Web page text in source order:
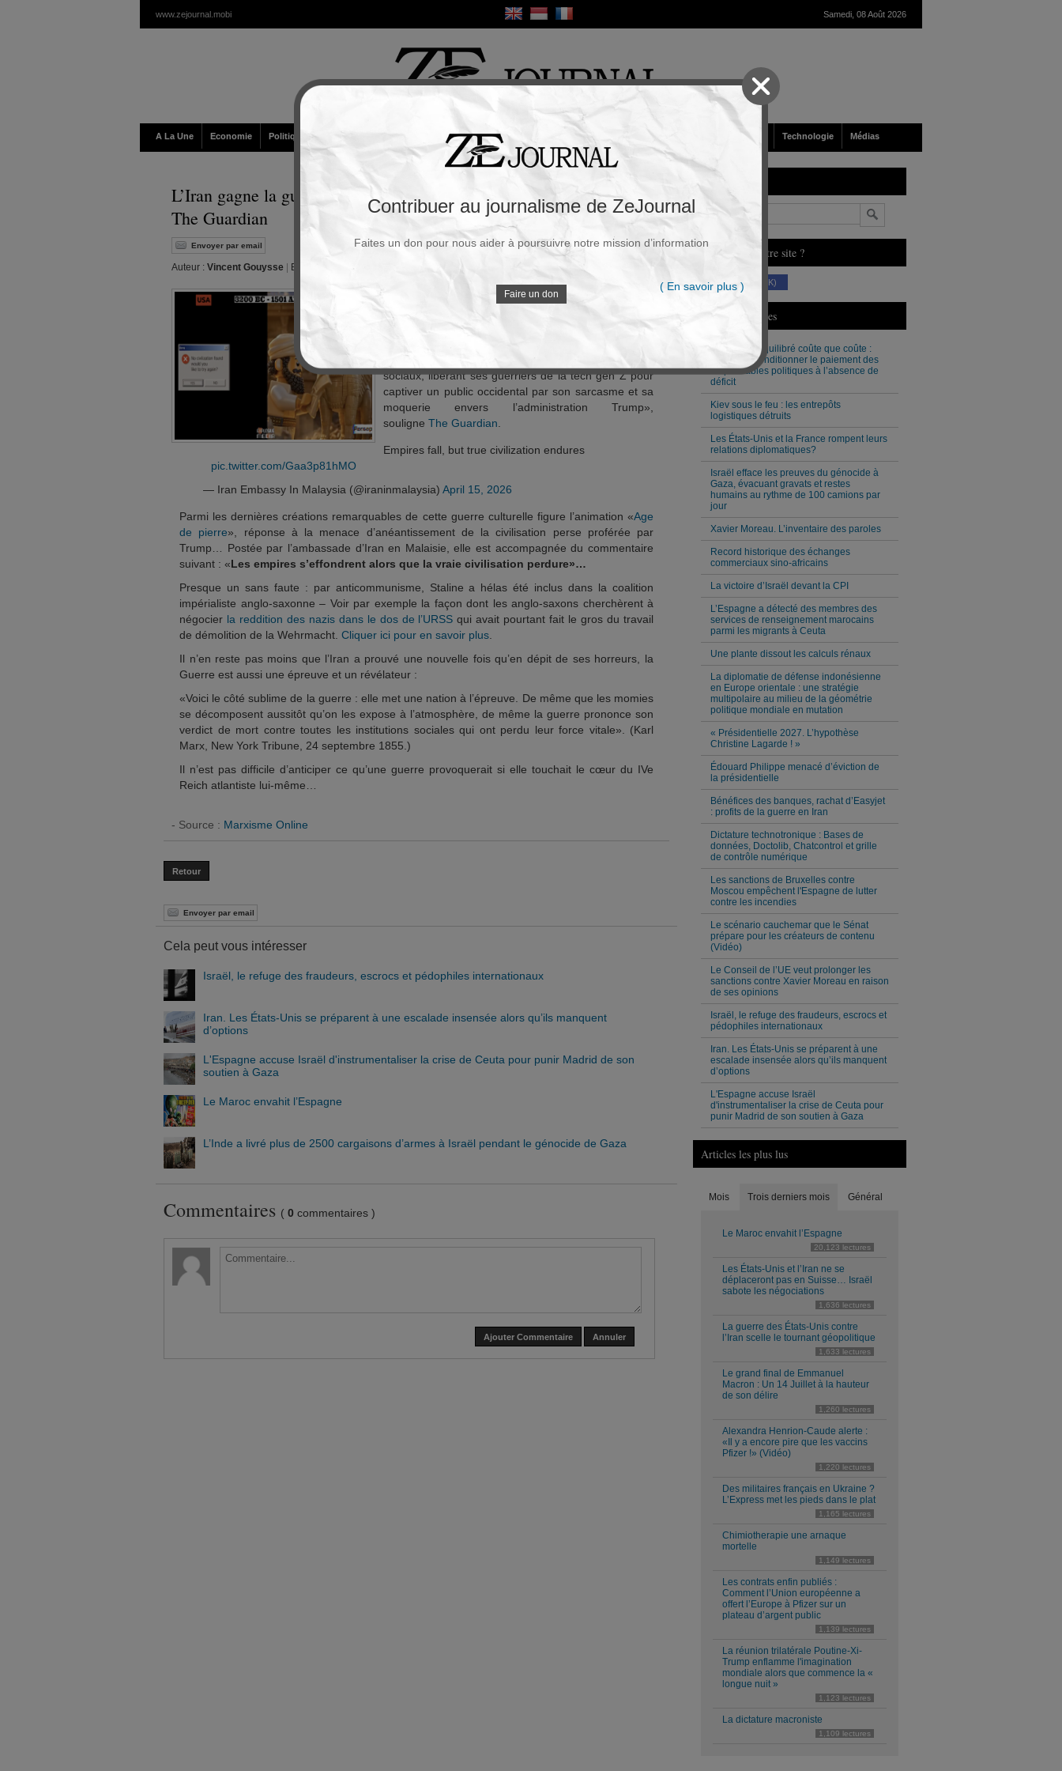
www.zejournal.mobi Samedi, 08 Août 2026
A La Une Economie Politique / Géopolitique Religion Sport France / Europe Société Technologie Médias
L’Iran gagne la guerre des réseaux sociaux contre les États-Unis –
The Guardian
Envoyer par email Souscrire à la newsletter
Auteur : Vincent Gouysse Editeur :
«L’un des aspects les plus bizarres et inattendus de la
guerre américano-iranienne est que l’Iran, un pays
dont la réputation est dominée par des religieux
occidentaux, domine la guerre sur les réseaux
sociaux, libérant ses guerriers de la tech gen Z pour
captiver un public occidental par son sarcasme et sa
moquerie envers l’administration Trump»,
souligne The Guardian
Empires fall, but true civilization endures
pic.twitter.com/Gaa3p81hMO
— Iran Embassy In Malaysia (@iraninmalaysia) April 15, 2026
Parmi les dernières créations remarquables de cette guerre culturelle figure l’animation «Age
de pierre», réponse à la menace d’anéantissement de la civilisation perse proférée par
Trump… Postée par l’ambassade d’Iran en Malaisie, elle est accompagnée du commentaire
suivant : «Les empires s’effondrent alors que la vraie civilisation perdure»…
Presque un sans faute : par anticommunisme, Staline a hélas été inclus dans la coalition
impérialiste anglo-saxonne – Voir par exemple la façon dont les anglo-saxons cherchèrent à
négocier la reddition des nazis dans le dos de l’URSS qui avait pourtant fait le gros du travail
de démolition de la Wehrmacht. Cliquer ici pour en savoir plus
Il n’en reste pas moins que l’Iran a prouvé une nouvelle fois qu’en dépit de ses horreurs, la
Guerre est aussi une épreuve et un révélateur :
«Voici le côté sublime de la guerre : elle met une nation à l’épreuve. De même que les momies
se décomposent aussitôt qu’on les expose à l’atmosphère, de même la guerre prononce son
verdict de mort contre toutes les institutions sociales qui ont perdu leur force vitale». (Karl
Marx, New York Tribune, 24 septembre 1855.)
Il n’est pas difficile d’anticiper ce qu’une guerre provoquerait si elle touchait le cœur du IVe
Reich atlantiste lui-même…
- Source : Marxisme Online
Retour
Envoyer par email
Cela peut vous intéresser
Israël, le refuge des fraudeurs, escrocs et pédophiles internationaux
Iran. Les États-Unis se préparent à une escalade insensée alors qu’ils manquent
d’options
L'Espagne accuse Israël d'instrumentaliser la crise de Ceuta pour punir Madrid de son
soutien à Gaza
Le Maroc envahit l’Espagne
L’Inde a livré plus de 2500 cargaisons d’armes à Israël pendant le génocide de Gaza
Commentaires ( 0 commentaires )
Ajouter Commentaire Annuler
Vous aimez notre site ?
(230 K)
Derniers Articles
Un budget équilibré coûte que coûte :
Milei veut conditionner le paiement des
responsables politiques à l’absence de
déficit
Kiev sous le feu : les entrepôts
logistiques détruits
Les États-Unis et la France rompent leurs
relations diplomatiques?
Israël efface les preuves du génocide à
Gaza, évacuant gravats et restes
humains au rythme de 100 camions par
jour
Xavier Moreau. L’inventaire des paroles
Record historique des échanges
commerciaux sino-africains
La victoire d’Israël devant la CPI
L’Espagne a détecté des membres des
services de renseignement marocains
parmi les migrants à Ceuta
Une plante dissout les calculs rénaux
La diplomatie de défense indonésienne
en Europe orientale : une stratégie
multipolaire au milieu de la géométrie
politique mondiale en mutation
« Présidentielle 2027. L’hypothèse
Christine Lagarde ! »
Édouard Philippe menacé d’éviction de
la présidentielle
Bénéfices des banques, rachat d’Easyjet
: profits de la guerre en Iran
Dictature technotronique : Bases de
données, Doctolib, Chatcontrol et grille
de contrôle numérique
Les sanctions de Bruxelles contre
Moscou empêchent l'Espagne de lutter
contre les incendies
Le scénario cauchemar que le Sénat
prépare pour les créateurs de contenu
(Vidéo)
Le Conseil de l’UE veut prolonger les
sanctions contre Xavier Moreau en raison
de ses opinions
Israël, le refuge des fraudeurs, escrocs et
pédophiles internationaux
Iran. Les États-Unis se préparent à une
escalade insensée alors qu’ils manquent
d’options
L'Espagne accuse Israël
d'instrumentaliser la crise de Ceuta pour
punir Madrid de son soutien à Gaza
Articles les plus lus
Mois Trois derniers mois Général
Le Maroc envahit l’Espagne
20,123 lectures
Les États-Unis et l’Iran ne se
déplaceront pas en Suisse… Israël
sabote les négociations
1,636 lectures
La guerre des États-Unis contre
l’Iran scelle le tournant géopolitique
1,633 lectures
Le grand final de Emmanuel
Macron : Un 14 Juillet à la hauteur
de son délire
1,260 lectures
Alexandra Henrion-Caude alerte :
«Il y a encore pire que les vaccins
Pfizer !» (Vidéo)
1,220 lectures
Des militaires français en Ukraine ?
L’Express met les pieds dans le plat
1,165 lectures
Chimiotherapie une arnaque
mortelle
1,149 lectures
Les contrats enfin publiés :
Comment l’Union européenne a
offert l’Europe à Pfizer sur un
plateau d’argent public
1,139 lectures
La réunion trilatérale Poutine-Xi-
Trump enflamme l'imagination
mondiale alors que commence la «
longue nuit »
1,123 lectures
La dictature macroniste
1,109 lectures
Contribuer au journalisme de ZeJournal
Faites un don pour nous aider à poursuivre notre mission d’information
Faire un don
( En savoir plus )